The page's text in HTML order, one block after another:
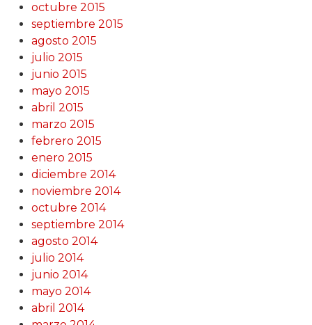
octubre 2015
septiembre 2015
agosto 2015
julio 2015
junio 2015
mayo 2015
abril 2015
marzo 2015
febrero 2015
enero 2015
diciembre 2014
noviembre 2014
octubre 2014
septiembre 2014
agosto 2014
julio 2014
junio 2014
mayo 2014
abril 2014